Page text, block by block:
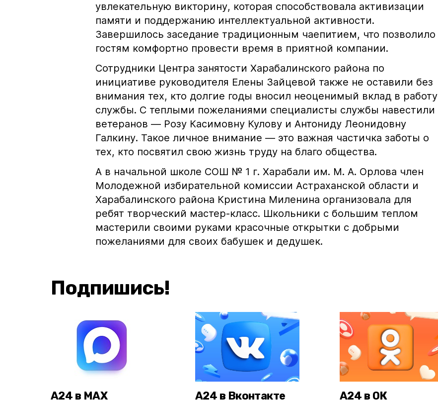
увлекательную викторину, которая способствовала активизации
памяти и поддержанию интеллектуальной активности.
Завершилось заседание традиционным чаепитием, что позволило
гостям комфортно провести время в приятной компании.
Сотрудники Центра занятости Харабалинского района по
инициативе руководителя Елены Зайцевой также не оставили без
внимания тех, кто долгие годы вносил неоценимый вклад в работу
службы. С теплыми пожеланиями специалисты службы навестили
ветеранов — Розу Касимовну Кулову и Антониду Леонидовну
Галкину. Такое личное внимание — это важная частичка заботы о
тех, кто посвятил свою жизнь труду на благо общества.
А в начальной школе СОШ № 1 г. Харабали им. М. А. Орлова член
Молодежной избирательной комиссии Астраханской области и
Харабалинского района Кристина Миленина организовала для
ребят творческий мастер-класс. Школьники с большим теплом
мастерили своими руками красочные открытки с добрыми
пожеланиями для своих бабушек и дедушек.
Подпишись!
А24 в MAX А24 в Вконтакте А24 в ОК